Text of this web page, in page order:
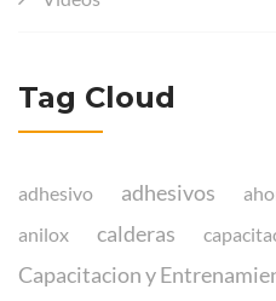
Tag Cloud
adhesivo adhesivos
anilox calderas
Capacitacion y